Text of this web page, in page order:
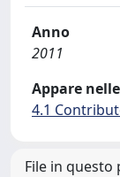
Anno
2011
Appare
4.1
File in